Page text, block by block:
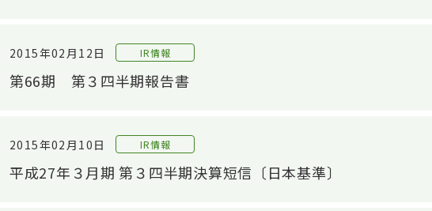
設計/開発技術
自動車シール技術
産業資材シール技術
2015年02月12日 IR情報
第66期 第３四半期報告書
2015年02月10日 IR情報
平成27年３月期 第３四半期決算短信〔日本基準〕